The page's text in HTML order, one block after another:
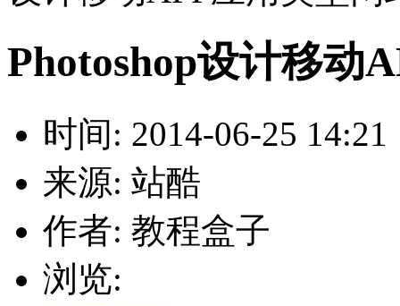
Photoshop设计移动
时间: 2014-06-25 14:21
来源: 站酷
作者: 教程盒子
浏览: